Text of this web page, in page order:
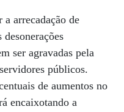
arrecadação de
ser agravadas pela
públicos.
de aumentos no
encaixotando a